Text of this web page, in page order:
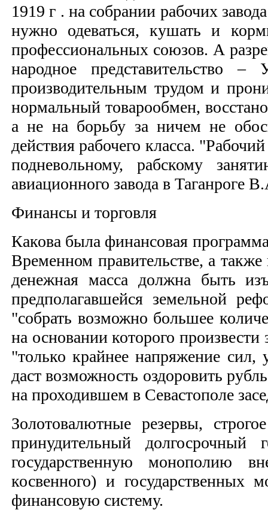
1919 г . на собрании рабочих
нужно одеваться, кушать и
профессиональных союзов. А
народное представительство
производительным трудом и
нормальный товарообмен,
а не на борьбу за ничем не
действия рабочего класса.
подневольному, рабскому
авиационного завода в Таганроге
Финансы и торговля
Какова была финансовая
Временном правительстве, а
денежная масса должна быть
предполагавшейся земельной
"собрать возможно большее
на основании которого
"только крайнее напряжение сил,
даст возможность оздоровить
на проходившем в Севастополе
Золотовалютные резервы,
принудительный долгосрочный
государственную монополию
косвенного) и государственных
финансовую систему.